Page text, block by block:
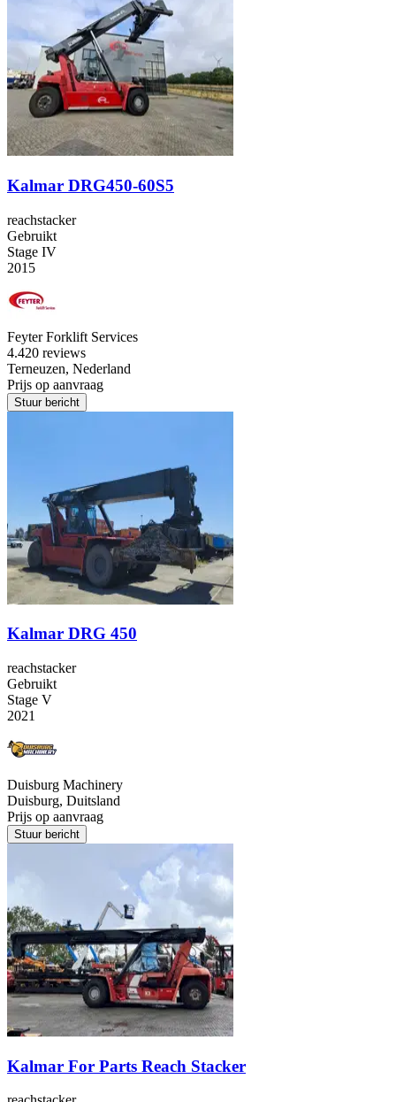
Kalmar DRG450-60S5
reachstacker
Gebruikt
Stage IV
2015
Feyter Forklift Services
4.420 reviews
Terneuzen, Nederland
Prijs op aanvraag
Stuur bericht
Kalmar DRG 450
reachstacker
Gebruikt
Stage V
2021
Duisburg Machinery
Duisburg, Duitsland
Prijs op aanvraag
Stuur bericht
Kalmar For Parts Reach Stacker